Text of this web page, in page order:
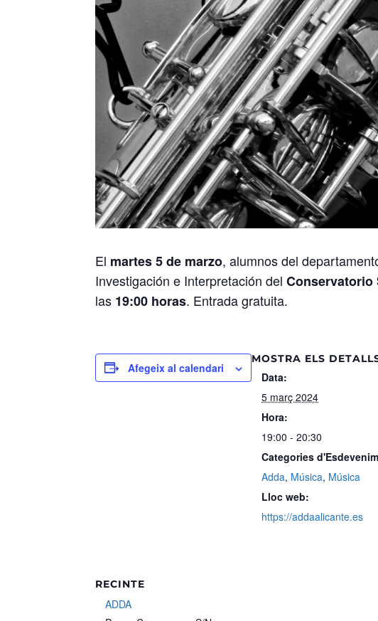
El martes 5 de marzo, alumnos del
Investigación e Interpretación del
las 19:00 horas. Entrada gratuita.
Afegeix al calendari
MOSTRA ELS
Data:
5 març 2024
Hora:
19:00 - 20:30
Categories
Adda, Música, Música
Lloc web:
https://addaalicante.es
RECINTE
ADDA